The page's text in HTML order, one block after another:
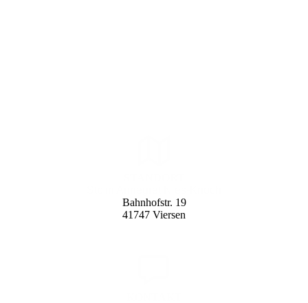
Bahnhofstr. 19
41747 Viersen